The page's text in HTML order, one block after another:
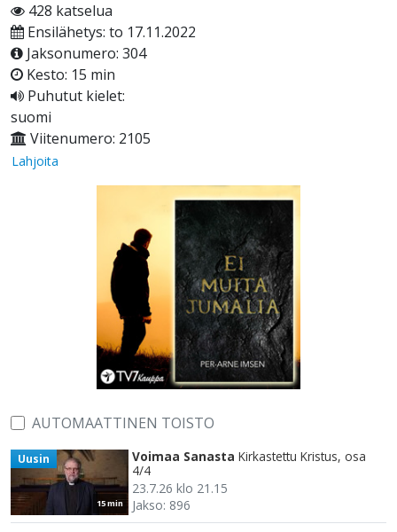
428 katselua
Ensilähetys: to 17.11.2022
Jaksonumero: 304
Kesto: 15 min
Puhutut kielet:
suomi
Viitenumero: 2105
Lahjoita
AUTOMAATTINEN TOISTO
15 min
Uusin Voimaa Sanasta Kirkastettu Kristus, osa
4/4
23.7.26 klo 21.15
Jakso: 896